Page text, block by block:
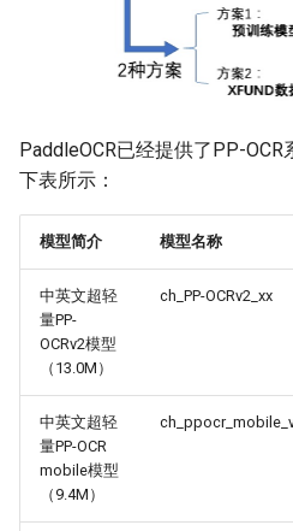
PaddleOCR已经提供了PP-
下表所示：
模型简介 模型名称
中英文超轻
量PP-
OCRv2模型
（13.0M）
ch_PP-OCRv2_xx
中英文超轻
量PP-OCR
mobile模型
（9.4M）